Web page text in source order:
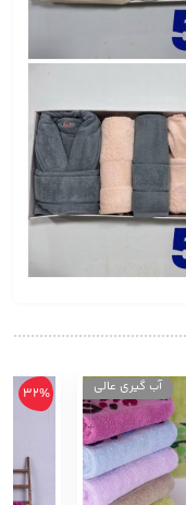
آب گیری عالی
+
32%